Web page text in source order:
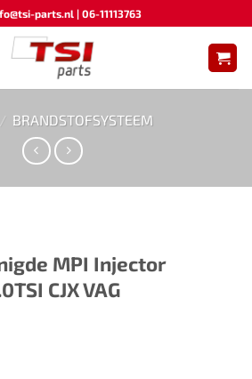
parts.nl | 06-11113763
/ BRANDSTOFSYSTEEM
MPI Injector
CJX VAG